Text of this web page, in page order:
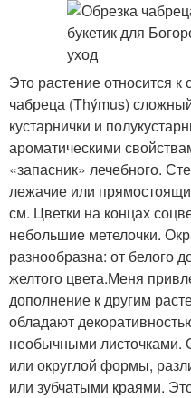
Это растение относится
чабреца (Thýmus)
кустарнички и
ароматическими
«запасник» лечебного.
лежачие или
см. Цветки на концах
небольшие метелочки.
разнообразна: от белого
желтого цвета.Меня
дополнение к другим
обладают
необычными листочками.
или округлой формы,
или зубчатыми краями.